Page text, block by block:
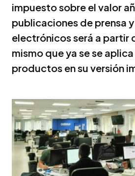
impuesto sobre el valor
publicaciones de prensa
electrónicos será a partir
mismo que ya se se
productos en su versión